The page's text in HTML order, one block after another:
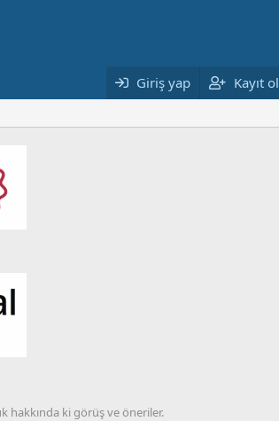
Giriş yap Kayıt ol
hakkında ki görüş ve öneriler.